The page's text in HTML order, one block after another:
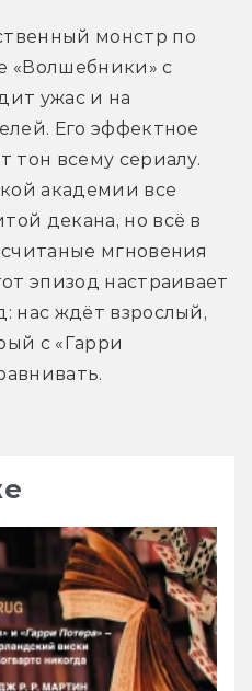
монстр по
«Волшебники» с
ужас и на
Его эффектное
тон всему сериалу.
академии все
декана, но всё в
мгновения
эпизод настраивает
нас ждёт взрослый,
с «Гарри